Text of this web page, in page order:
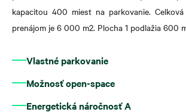
kapacitou 400 miest na parkovanie.
prenájom je 6 000 m2. Plocha 1 podlažia 600
Vlastné parkovanie
Možnosť open-space
Energetická náročnosť A